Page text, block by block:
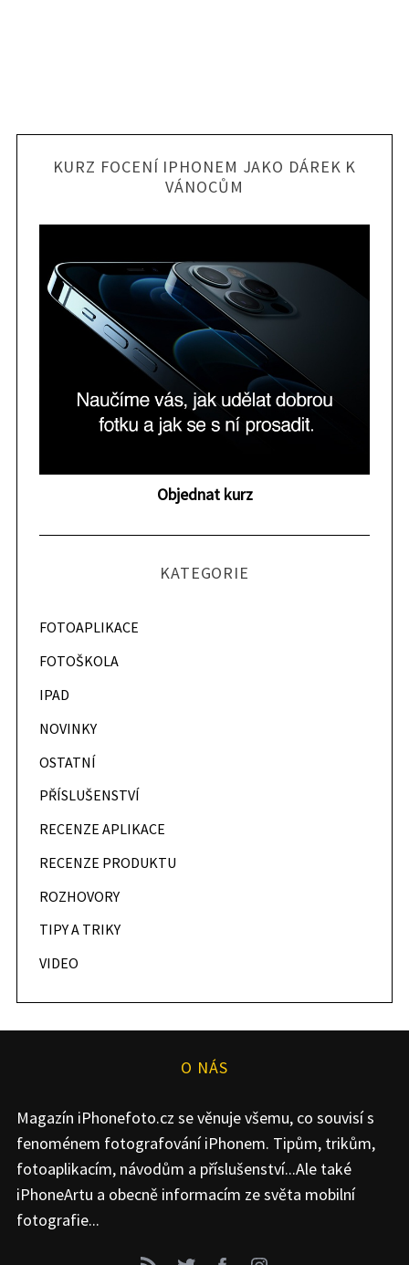
KURZ FOCENÍ IPHONEM JAKO DÁREK K
VÁNOCŮM
Objednat kurz
KATEGORIE
FOTOAPLIKACE
FOTOŠKOLA
IPAD
NOVINKY
OSTATNÍ
PŘÍSLUŠENSTVÍ
RECENZE APLIKACE
RECENZE PRODUKTU
ROZHOVORY
TIPY A TRIKY
VIDEO
O NÁS
Magazín iPhonefoto.cz se věnuje všemu, co souvisí s
fenoménem fotografování iPhonem. Tipům, trikům,
fotoaplikacím, návodům a příslušenství...Ale také
iPhoneArtu a obecně informacím ze světa mobilní
fotografie...